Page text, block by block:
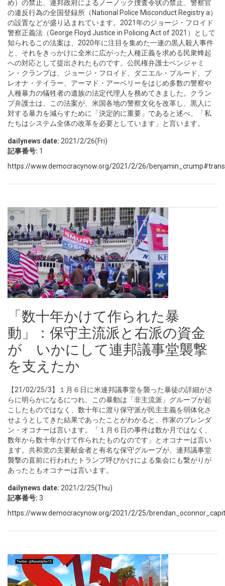
め）の禁止、連邦政府によるノーノック捜査令状の禁止、警察官
の違反行為の全国登録所（National Police Misconduct Registry a）
の設置などが盛り込まれています。2021年のジョージ・フロイド
警察正義法（George Floyd Justice in Policing Act of 2021）として
知られるこの法案は、2020年に注目を集めた一連の黒人殺人事件
と、それをきっかけに全米に広がった人種正義を求める民衆蜂起
への対応として提出されたものです。公民権弁護士ベンジャミ
ン・クランプは、ジョージ・フロイド、ダニエル・プルード、ブ
レオナ・テイラー、アーマド・アーベリーをはじめ多数の警察や
人種暴力の犠牲者の遺族の法定代理人を務めてきました。クラン
プ弁護士は、この法案が、米国各地の警察文化を改革し、黒人に
対する暴力を減らすために「決定的に重要」であると述べ、「私
たちはシステム全体の改革を必要としています」と言います。
dailynews date: 2021/2/26(Fri)
記事番号: 1
https://www.democracynow.org/2021/2/26/
「数十年かけて作られた暴
動」：保守主流派と右派の資金
が いかにして連邦議事堂襲撃
を支えたか
【21/02/25/3】１月６日に米連邦議事堂を襲った暴徒の詳細がさ
らに明らかになるにつれ、この暴動は「非主流派」グループが起
こしたものではなく、数十年に渡り保守派が民主主義を弱体化さ
せようとしてきた結果であったことがわかると、作家のブレンダ
ン・オコナーは言います。「１月６日の事件は数か月ではなく、
数年から数十年かけて作られたものなのです」とオコナーは言い
ます。共和党の主要献金者と有名な保守グループが、連邦議事堂
襲撃の直前に行われたトランプ呼びかけによる集会にも繋がりが
あったともオコナーは言います。
dailynews date: 2021/2/25(Thu)
記事番号: 3
https://www.democracynow.org/2021/2/25/